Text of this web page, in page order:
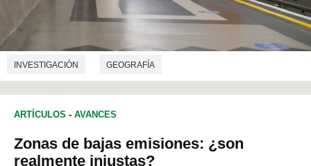
INVESTIGACIÓN GEOGRAFÍA
ARTÍCULOS - AVANCES
Zonas de bajas emisiones: ¿son
realmente injustas?